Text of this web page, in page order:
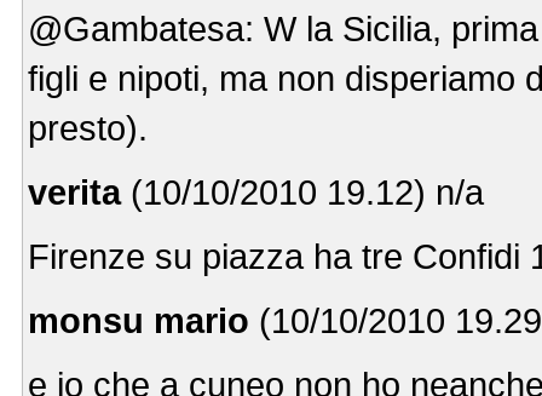
@Gambatesa: W la Sicilia,
figli e nipoti, ma non disperiamo
presto).
verita(10/10/2010 19.12) n/a
Firenze su piazza ha tre Confidi
monsu mario (10/10/2010
e io che a cuneo non ho